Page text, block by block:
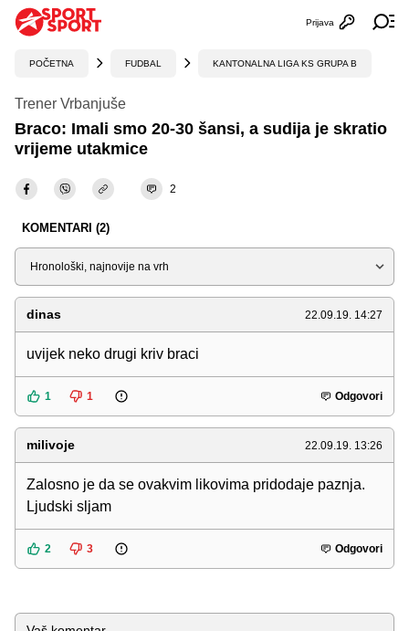
Otvori
Prijava
POČETNA FUDBAL KANTONALNA LIGA KS GRUPA B
Trener Vrbanjuše
Braco: Imali smo 20-30 šansi, a sudija je skratio
vrijeme utakmice
2
KOMENTARI (2)
Sortiraj
dinas 22.09.19. 14:27
uvijek neko drugi kriv braci
1 1 Odgovori
milivoje 22.09.19. 13:26
Zalosno je da se ovakvim likovima pridodaje paznja.
Ljudski sljam
2 3 Odgovori
Komentar